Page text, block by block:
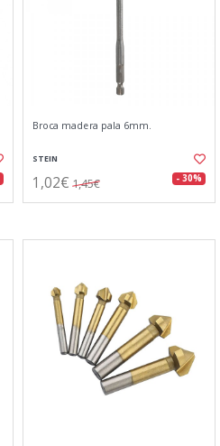
Broca madera pala 6mm.
STEIN
1,02€ 1,45€ - 30%